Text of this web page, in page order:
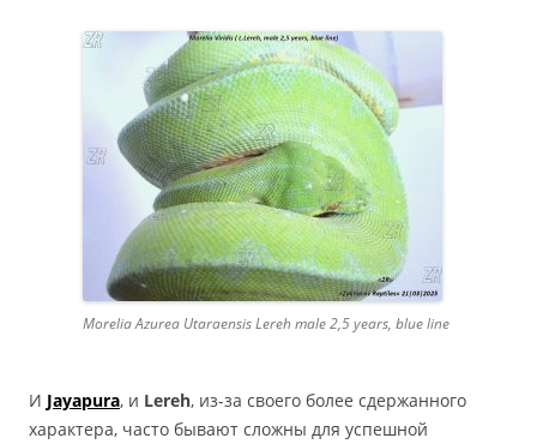
Morelia Azurea Utaraensis Lereh male 2,5 years, blue line
И Jayapura, и Lereh, из-за своего более сдержанного
характера, часто бывают сложны для успешной